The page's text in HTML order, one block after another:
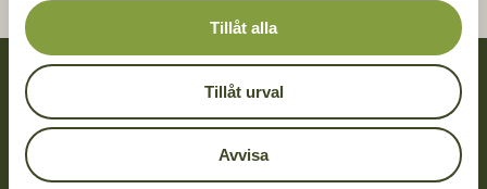
Tillåt alla
Tillåt urval
Avvisa
Kontakt
0470 – 74 88 50